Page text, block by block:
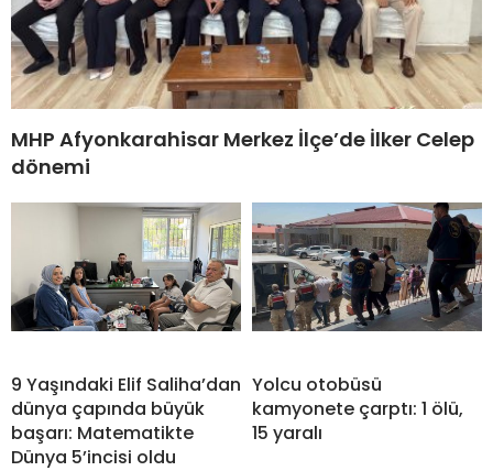
MHP Afyonkarahisar Merkez İlçe’de İlker Celep
dönemi
9 Yaşındaki Elif Saliha’dan
dünya çapında büyük
başarı: Matematikte
Dünya 5’incisi oldu
Yolcu otobüsü
kamyonete çarptı: 1 ölü,
15 yaralı